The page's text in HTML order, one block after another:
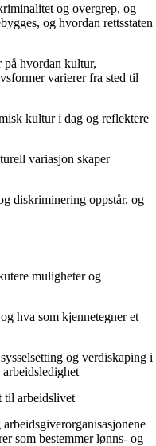
og overgrep, og
og hvordan rettsstaten
på hvordan kultur,
varierer fra sted til
kultur i dag og reflektere
variasjon skaper
diskriminering oppstår, og
muligheter og
hva som kjennetegner et
og verdiskaping i
til arbeidslivet
som bestemmer lønns- og